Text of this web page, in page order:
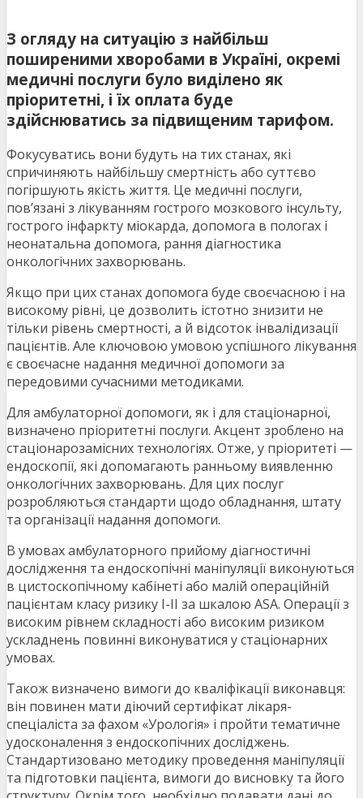
З огляду на ситуацію з найбільш
поширеними хворобами в Україні, окремі
медичні послуги було виділено як
пріоритетні, і їх оплата буде
здійснюватись за підвищеним тарифом.
Фокусуватись вони будуть на тих станах, які
спричиняють найбільшу смертність або суттєво
погіршують якість життя. Це медичні послуги,
пов’язані з лікуванням гострого мозкового інсульту,
гострого інфаркту міокарда, допомога в пологах і
неонатальна допомога, рання діагностика
онкологічних захворювань.
Якщо при цих станах допомога буде своєчасною і на
високому рівні, це дозволить істотно знизити не
тільки рівень смертності, а й відсоток інвалідизації
пацієнтів. Але ключовою умовою успішного лікування
є своєчасне надання медичної допомоги за
передовими сучасними методиками.
Для амбулаторної допомоги, як і для стаціонарної,
визначено пріоритетні послуги. Акцент зроблено на
стаціонарозамісних технологіях. Отже, у пріоритеті —
ендоскопії, які допомагають ранньому виявленню
онкологічних захворювань. Для цих послуг
розробляються стандарти щодо обладнання, штату
та організації надання допомоги.
В умовах амбулаторного прийому діагностичні
дослідження та ендоскопічні маніпуляції виконуються
в цистоскопічному кабінеті або малій операційній
пацієнтам класу ризику I-II за шкалою ASA. Операції з
високим рівнем складності або високим ризиком
ускладнень повинні виконуватися у стаціонарних
умовах.
Також визначено вимоги до кваліфікації виконавця:
він повинен мати діючий сертифікат лікаря-
спеціаліста за фахом «Урологія» і пройти тематичне
удосконалення з ендоскопічних досліджень.
Стандартизовано методику проведення маніпуляції
та підготовки пацієнта, вимоги до висновку та його